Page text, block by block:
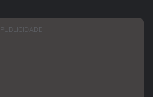
PUBLICIDADE